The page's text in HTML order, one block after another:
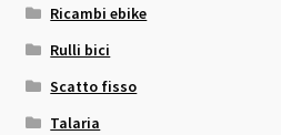
Ricambi ebike
Rulli bici
Scatto fisso
Talaria